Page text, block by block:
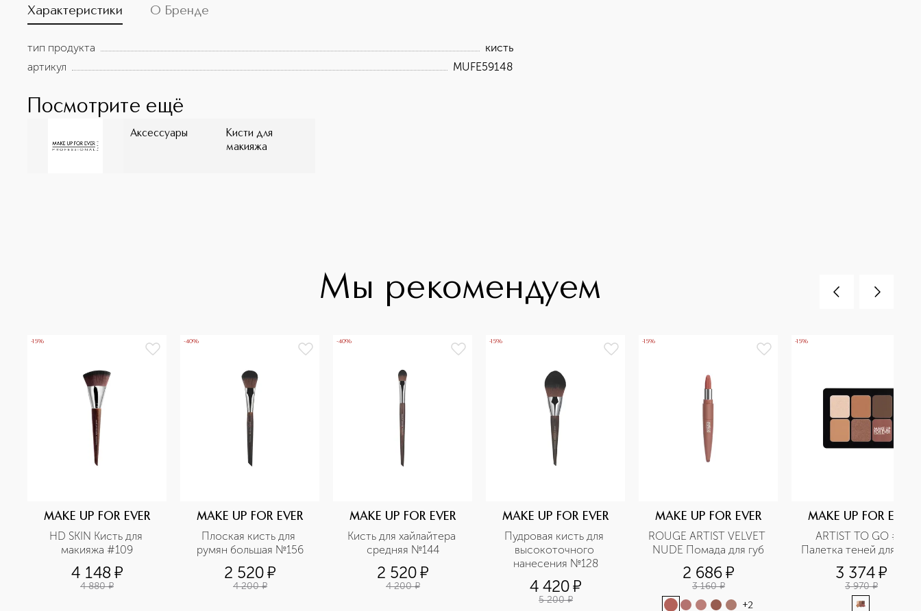
макияжа обладательницам чувствительной кожи.
Характеристики О Бренде
тип продукта
кисть
артикул
MUFE59148
Посмотрите ещё
Аксессуары
Кисти для
макияжа
Мы рекомендуем
-15%
MAKE UP FOR EVER
HD SKIN Кисть для
макияжа #109
4 148 ¤
4 880 ¤
-40%
MAKE UP FOR EVER
Плоская кисть для
румян большая №156
2 520¤
4 200 ¤
-40%
MAKE UP FOR EVER
Кисть для хайлайтера
средняя №144
2 520¤
4 200 ¤
-15%
MAKE UP FOR EVER
Пудровая кисть для
высокоточного
нанесения №128
4 420¤
5 200 ¤
-15%
MAKE UP FOR EVER
ROUGE ARTIST VELVET
NUDE Помада для губ
2 686¤
3 160 ¤
+2
-15%
MAKE UP FOR EVER
ARTIST TO GO #1
3 374¤
3 970 ¤